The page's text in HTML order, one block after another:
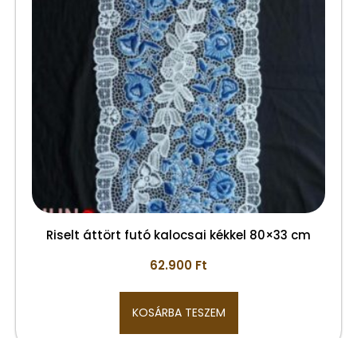
Riselt áttört futó kalocsai kékkel 80×33 cm
62.900 Ft
KOSÁRBA TESZEM